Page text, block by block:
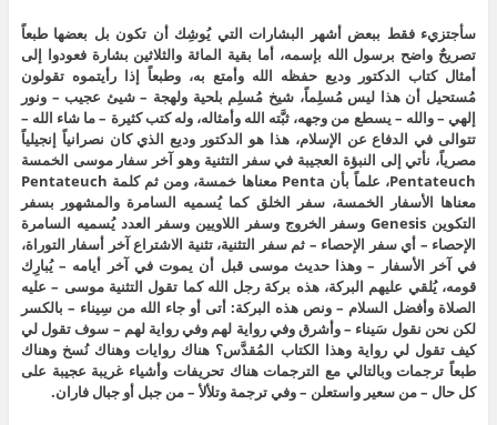
سأجتزيء فقط ببعض أشهر البشارات التي يُوشِك أن تكون بل بعضها طبعاً
تصريحٌ واضح برسول الله بإسمه، أما بقية المائة والثلاثين بشارة فعودوا إلى
أمثال كتاب الدكتور وديع حفظه الله وأمتع به، وطبعاً إذا رأيتموه تقولون
مُستحيل أن هذا ليس مُسلِماً، شيخ مُسلِم بلحية ولهجة – شيئ عجيب – ونور
إلهي – والله – يسطع من وجهه، ثبَّته الله وأمثاله، وله كتب كثيرة – ما شاء الله –
تتوالى في الدفاع عن الإسلام، هذا هو الدكتور وديع الذي كان نصرانياً إنجيلياً
مصرياً، نأتي إلى النبؤة العجيبة في سفر التثنية وهو آخر سفار موسى الخمسة
Pentateuch، علماً بأن Penta معناها خمسة، ومن ثم كلمة Pentateuch
معناها الأسفار الخمسة، سفر الخلق كما يُسميه السامرة والمشهور بسفر
التكوين Genesis وسفر الخروج وسفر اللاويين وسفر العدد يُسميه السامرة
الإحصاء – أي سفر الإحصاء – ثم سفر التثنية، تثنية الاشتراع آخر أسفار التوراة،
في آخر الأسفار – وهذا حديث موسى قبل أن يموت في آخر أيامه – يُبارِك
قومه، يُلقي عليهم البركة، هذه بركة رجل الله كما تقول التثنية موسى – عليه
الصلاة وأفضل السلام – ونص هذه البركة: أتى أو جاء الله من سِيناء – بالكسر
لكن نحن نقول سَيناء – وأشرق وفي رواية لهم وفي رواية لهم – سوف تقول لي
كيف تقول لي رواية وهذا الكتاب المُقدَّس؟ هناك روايات وهناك نُسخ وهناك
طبعاً ترجمات وبالتالي مع الترجمات هناك تحريفات وأشياء غريبة عجيبة على
كل حال – من سعير واستعلن – وفي ترجمة وتلألأ – من جبل أو جبال فاران.